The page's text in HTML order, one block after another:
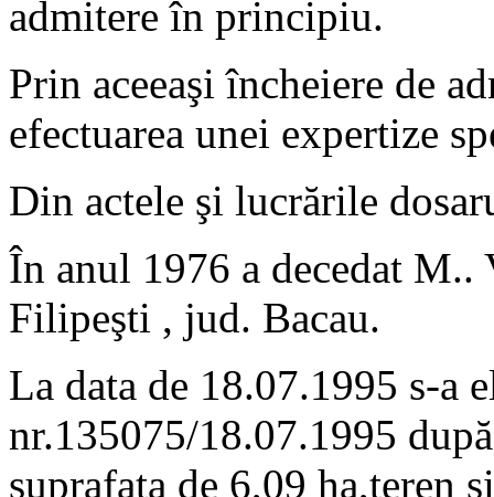
admitere în principiu.
Prin aceeaşi încheiere de
efectuarea unei expertize
Din actele şi lucrările
În anul 1976 a decedat
Filipeşti , jud. Bacau.
La data de 18.07.1995 s-a
nr.135075/18.07.1995
suprafaţa de 6,09 ha,teren